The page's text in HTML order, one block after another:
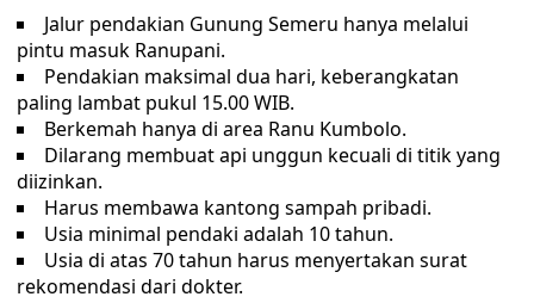
Jalur pendakian Gunung Semeru hanya melalui
pintu masuk Ranupani.
Pendakian maksimal dua hari, keberangkatan
paling lambat pukul 15.00 WIB.
Berkemah hanya di area Ranu Kumbolo.
Dilarang membuat api unggun kecuali di titik yang
diizinkan.
Harus membawa kantong sampah pribadi.
Usia minimal pendaki adalah 10 tahun.
Usia di atas 70 tahun harus menyertakan surat
rekomendasi dari dokter.